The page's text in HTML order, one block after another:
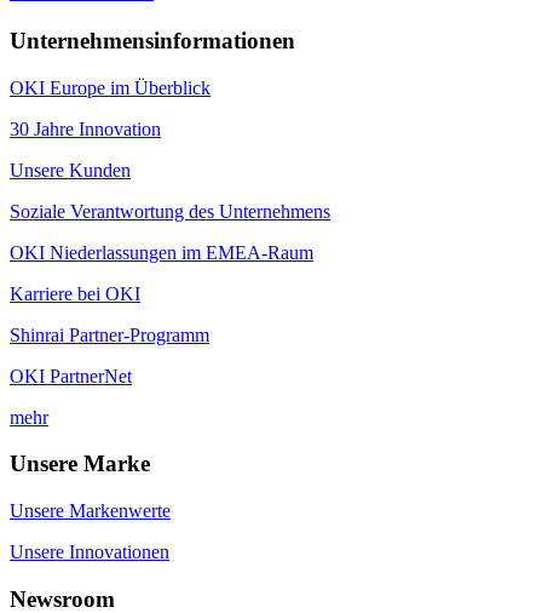
Unternehmensinformationen
OKI Europe im Überblick
30 Jahre Innovation
Unsere Kunden
Soziale Verantwortung des Unternehmens
OKI Niederlassungen im EMEA-Raum
Karriere bei OKI
Shinrai Partner-Programm
OKI PartnerNet
mehr
Unsere Marke
Unsere Markenwerte
Unsere Innovationen
Newsroom